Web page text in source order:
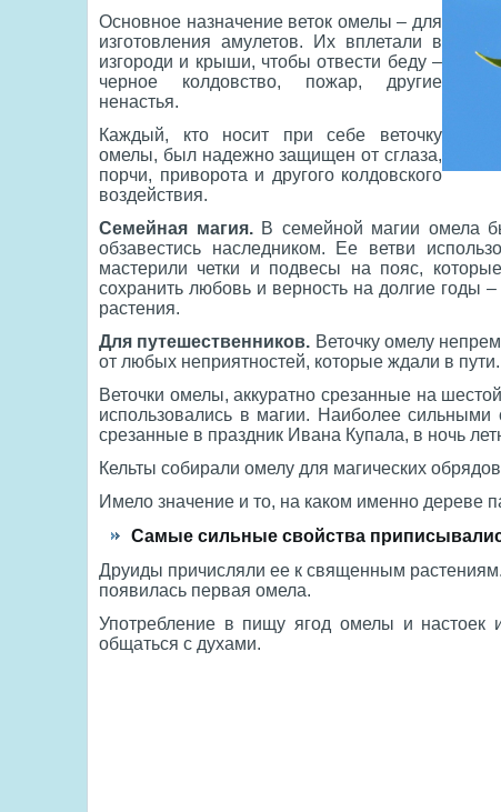
Основное назначение веток омелы – для
изготовления амулетов. Их вплетали в
изгороди и крыши, чтобы отвести беду –
черное колдовство, пожар, другие
ненастья.
Каждый, кто носит при себе веточку
омелы, был надежно защищен от сглаза,
порчи, приворота и другого колдовского
воздействия.
Семейная магия. В семейной магии омела
обзавестись наследником. Ее ветви
мастерили четки и подвесы на пояс,
сохранить любовь и верность на долгие годы
растения.
Для путешественников. Веточку омелу
от любых неприятностей, которые ждали в пути.
Веточки омелы, аккуратно срезанные на
использовались в магии. Наиболее сильными
срезанные в праздник Ивана Купала, в ночь
Кельты собирали омелу для магических
Имело значение и то, на каком именно дереве
Самые сильные свойства
Друиды причисляли ее к священным
появилась первая омела.
Употребление в пищу ягод омелы и настоек
общаться с духами.